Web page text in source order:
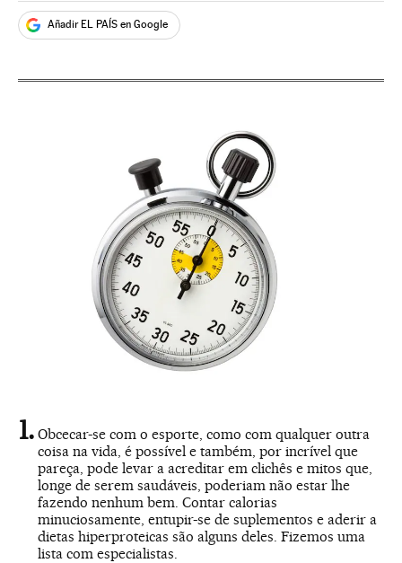
Añadir EL PAÍS en Google
Obcecar-se com o esporte, como com qualquer outra
coisa na vida, é possível e também, por incrível que
pareça, pode levar a acreditar em clichês e mitos que,
longe de serem saudáveis, poderiam não estar lhe
fazendo nenhum bem. Contar calorias
minuciosamente, entupir-se de suplementos e aderir a
dietas hiperproteicas são alguns deles. Fizemos uma
lista com especialistas.